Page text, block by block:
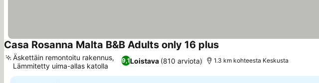
Casa Rosanna Malta B&B Adults only 16 plusKatso hinnat
9,1Loistava (810 arviota)
Äskettäin remontoitu rakennus,
Lämmitetty uima-allas katolla
1.3 km kohteesta Keskusta